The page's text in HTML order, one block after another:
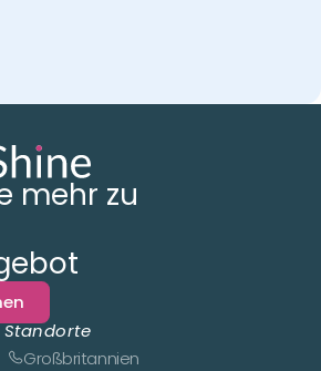
mehr zu
Standorte
Großbritannien